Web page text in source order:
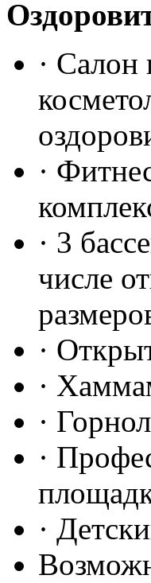
·
·
· 3
числе
·
·
·
·
·